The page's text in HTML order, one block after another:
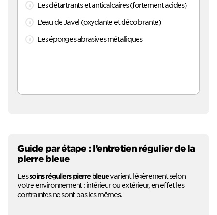
Les détartrants et anticalcaires (fortement acides)
L’eau de Javel (oxydante et décolorante)
Les éponges abrasives métalliques
Guide par étape : l’entretien régulier de la
pierre bleue
Lessoins réguliers pierre bleuevarient légèrement selon
votre environnement : intérieur ou extérieur, en effet les
contraintes ne sont pas les mêmes.